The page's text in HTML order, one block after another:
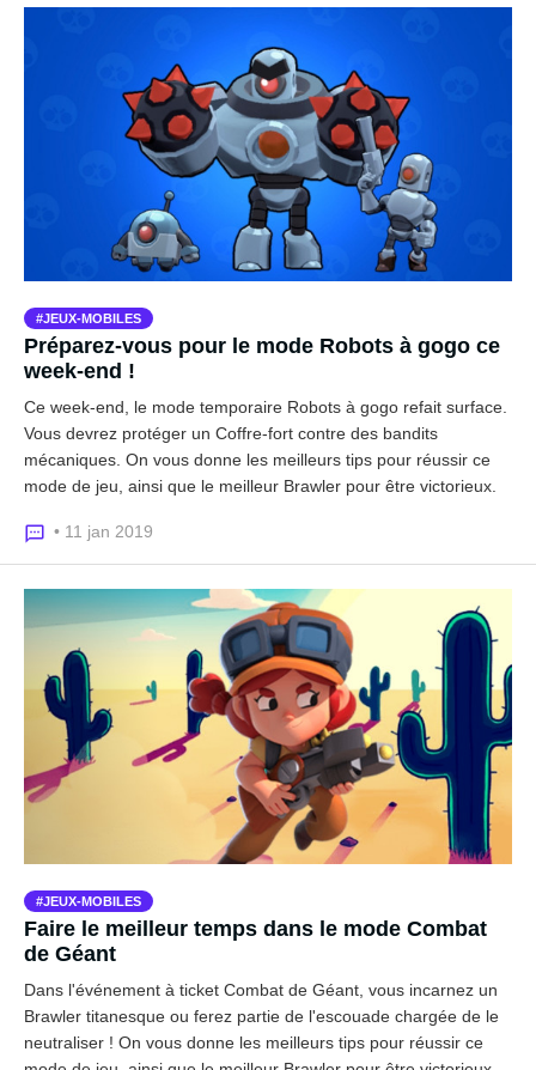
JEUX-MOBILES
Préparez-vous pour le mode Robots à gogo ce
week-end !
Ce week-end, le mode temporaire Robots à gogo refait surface.
Vous devrez protéger un Coffre-fort contre des bandits
mécaniques. On vous donne les meilleurs tips pour réussir ce
mode de jeu, ainsi que le meilleur Brawler pour être victorieux.
• 11 jan 2019
JEUX-MOBILES
Faire le meilleur temps dans le mode Combat
de Géant
Dans l'événement à ticket Combat de Géant, vous incarnez un
Brawler titanesque ou ferez partie de l'escouade chargée de le
neutraliser ! On vous donne les meilleurs tips pour réussir ce